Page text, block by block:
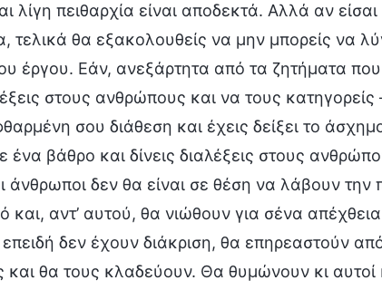
λίγη πειθαρχία είναι αποδεκτά. Αλλά αν
τελικά θα εξακολουθείς να μην μπορείς να
έργου. Εάν, ανεξάρτητα από τα ζητήματα που
στους ανθρώπους και να τους
σου διάθεση και έχεις δείξει το
βάθρο και δίνεις διαλέξεις στους
άνθρωποι δεν θα είναι σε θέση να λάβουν
και, αντ’ αυτού, θα νιώθουν για σένα
δεν έχουν διάκριση, θα επηρεαστούν
και θα τους κλαδεύουν. Θα θυμώνουν κι